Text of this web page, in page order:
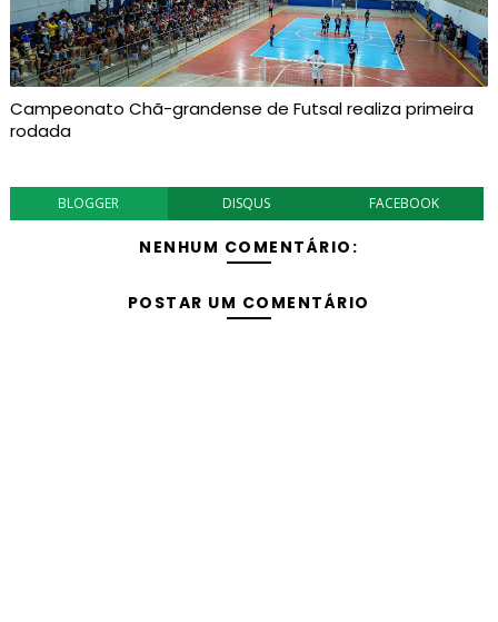
Campeonato Chã-grandense de Futsal realiza primeira
rodada
BLOGGER DISQUS FACEBOOK
NENHUM COMENTÁRIO:
POSTAR UM COMENTÁRIO